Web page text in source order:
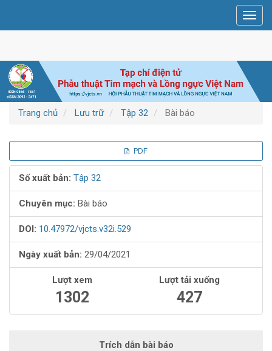
chính
chính
Thanh
bên
Trang chủ Lưu trữ Tập 32 Bài báo
bên
bài
viết
PDF
Số xuất bản: Tập 32
Chuyên mục: Bài báo
DOI: 10.47972/vjcts.v32i.529
Ngày xuất bản: 29/04/2021
Lượt xem
1302
Lượt tải xuống
427
Trích dẫn bài báo